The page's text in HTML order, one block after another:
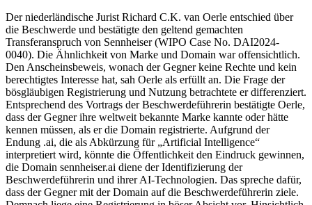
Der niederländische Jurist Richard C.K. van Oerle entschied über
die Beschwerde und bestätigte den geltend gemachten
Transferanspruch von Sennheiser (WIPO Case No. DAI2024-
0040). Die Ähnlichkeit von Marke und Domain war offensichtlich.
Den Anscheinsbeweis, wonach der Gegner keine Rechte und kein
berechtigtes Interesse hat, sah Oerle als erfüllt an. Die Frage der
bösgläubigen Registrierung und Nutzung betrachtete er differenziert.
Entsprechend des Vortrags der Beschwerdeführerin bestätigte Oerle,
dass der Gegner ihre weltweit bekannte Marke kannte oder hätte
kennen müssen, als er die Domain registrierte. Aufgrund der
Endung .ai, die als Abkürzung für „Artificial Intelligence“
interpretiert wird, könnte die Öffentlichkeit den Eindruck gewinnen,
die Domain sennheiser.ai diene der Identifizierung der
Beschwerdeführerin und ihrer AI-Technologien. Das spreche dafür,
dass der Gegner mit der Domain auf die Beschwerdeführerin ziele.